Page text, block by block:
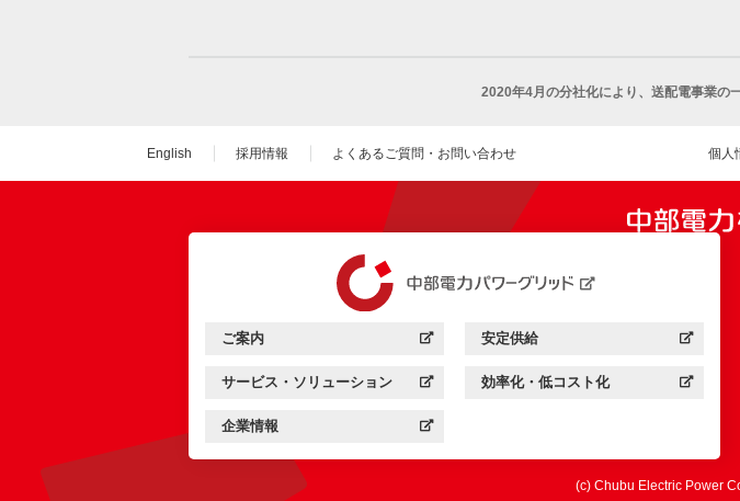
2020年4月の分社化により、 送配電事業の
English 採用情報 よくあるご質問・お問い合わせ 個人
中部電力パワーグリッド：
ご案内
（新しいウィンドウを開きます） 中部電力パワーグリッド：
安定供給
（新しいウィンドウを開きます）
中部電力パワーグリッド：
サービス・ソリューション
（新しいウィンドウを開きます） 中部電力パワーグリッド：
効率化・低コスト化
（新しいウィンドウを開きます）
中部電力パワーグリッド：
企業情報
（新しいウィンドウを開きます）
(c) Chubu Electric Power